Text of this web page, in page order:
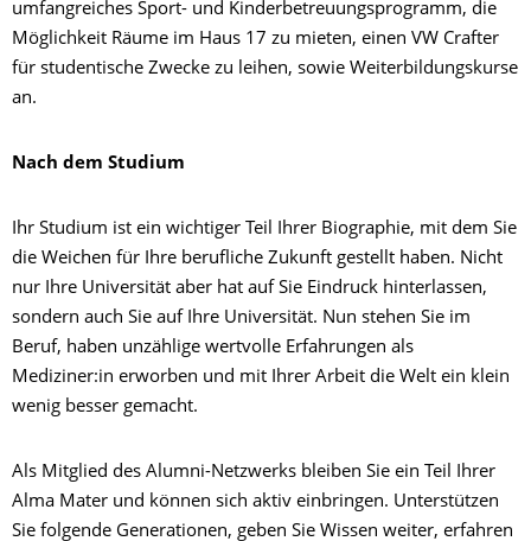
umfangreiches Sport- und Kinderbetreuungsprogramm, die
Möglichkeit Räume im Haus 17 zu mieten, einen VW Crafter
für studentische Zwecke zu leihen, sowie Weiterbildungskurse
an.
Nach dem Studium
Ihr Studium ist ein wichtiger Teil Ihrer Biographie, mit dem Sie
die Weichen für Ihre berufliche Zukunft gestellt haben. Nicht
nur Ihre Universität aber hat auf Sie Eindruck hinterlassen,
sondern auch Sie auf Ihre Universität. Nun stehen Sie im
Beruf, haben unzählige wertvolle Erfahrungen als
Mediziner:in erworben und mit Ihrer Arbeit die Welt ein klein
wenig besser gemacht.
Als Mitglied des Alumni-Netzwerks bleiben Sie ein Teil Ihrer
Alma Mater und können sich aktiv einbringen. Unterstützen
Sie folgende Generationen, geben Sie Wissen weiter, erfahren